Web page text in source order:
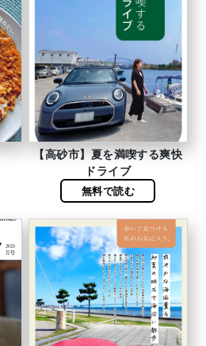
【高砂市】夏を満喫する爽快
ドライブ
無料で読む